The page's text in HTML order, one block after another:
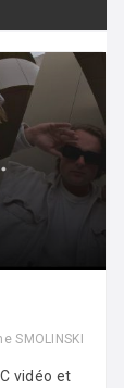
SMOLINSKI
vidéo et